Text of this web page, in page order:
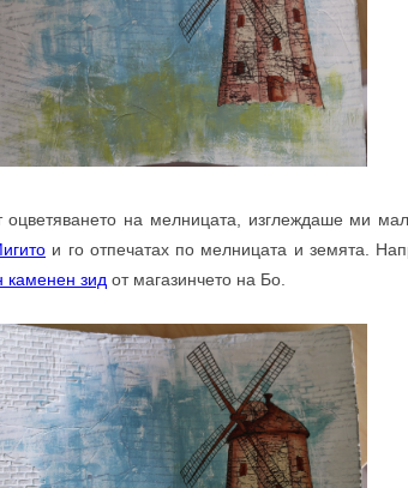
на мелницата, изглеждаше ми
и го отпечатах по мелницата и земята.
каменен зид от магазинчето на Бо.